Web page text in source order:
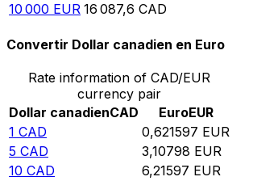
10 000 EUR 16 087,6 CAD
Convertir Dollar canadien en Euro
Rate information of CAD/EUR
currency pair
Dollar canadienCAD EuroEUR
1 CAD 0,621597 EUR
5 CAD 3,10798 EUR
10 CAD 6,21597 EUR